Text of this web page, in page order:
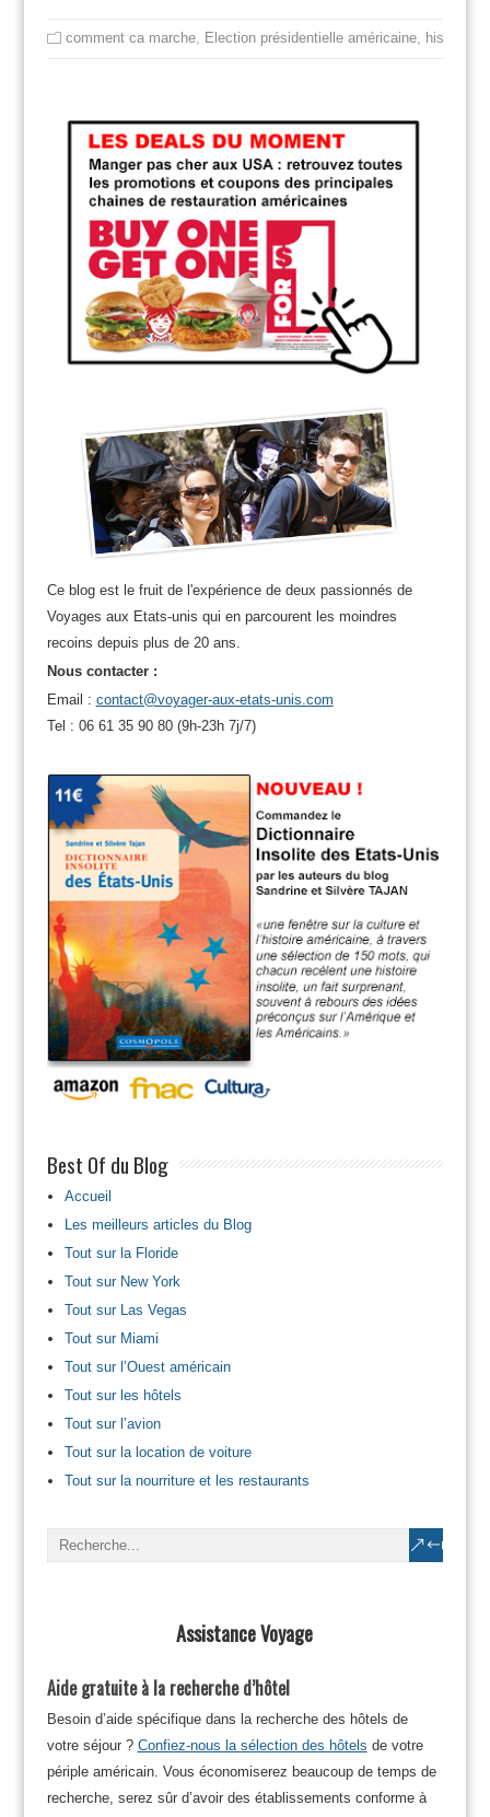
comment ca marche, Election présidentielle américaine, histoire
Ce blog est le fruit de l'expérience de deux passionnés de
Voyages aux Etats-unis qui en parcourent les moindres
recoins depuis plus de 20 ans.
Nous contacter :
Email : contact@voyager-aux-etats-unis.com
Tel : 06 61 35 90 80 (9h-23h 7j/7)
Best Of du Blog
Accueil
Les meilleurs articles du Blog
Tout sur la Floride
Tout sur New York
Tout sur Las Vegas
Tout sur Miami
Tout sur l’Ouest américain
Tout sur les hôtels
Tout sur l’avion
Tout sur la location de voiture
Tout sur la nourriture et les restaurants
Assistance Voyage
Aide gratuite à la recherche d’hôtel
Besoin d’aide spécifique dans la recherche des hôtels de
votre séjour ? Confiez-nous la sélection des hôtels de votre
périple américain. Vous économiserez beaucoup de temps de
recherche, serez sûr d’avoir des établissements conforme à